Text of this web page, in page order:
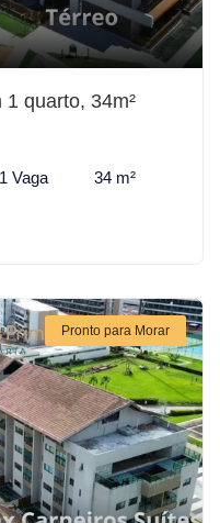
quarto, 34m²
1 Vaga 34 m²
Pronto para Morar